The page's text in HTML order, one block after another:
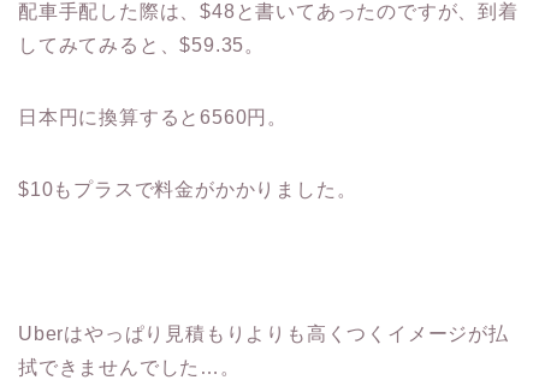
配車手配した際は、$48と書いてあったのですが、到着
してみてみると、$59.35。
日本円に換算すると6560円。
$10もプラスで料金がかかりました。
Uberはやっぱり見積もりよりも高くつくイメージが払
拭できませんでした…。